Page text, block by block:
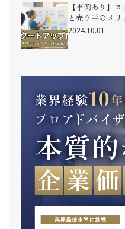
【事例あり】
と売り手のメ
2024.10.01